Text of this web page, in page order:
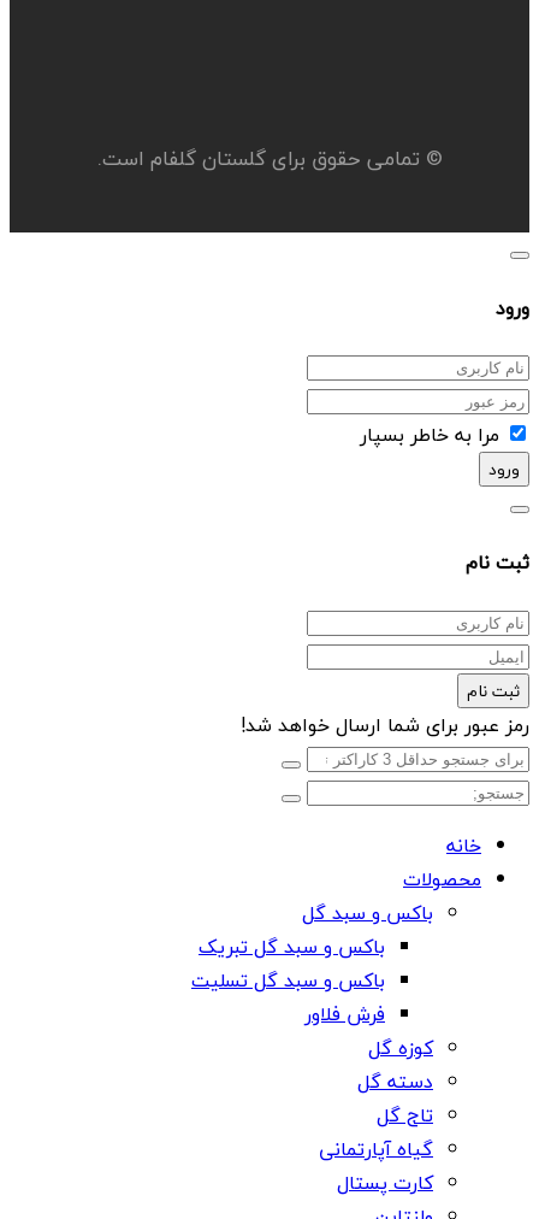
© تمامی حقوق برای گلستان گلفام است.
ورود
مرا به خاطر بسپار
ورود
ثبت نام
ثبت نام
رمز عبور برای شما ارسال خواهد شد!
خانه
محصولات
باکس و سبد گل
باکس و سبد گل تبریک
باکس و سبد گل تسلیت
فرش فلاور
کوزه گل
دسته گل
تاج گل
گیاه آپارتمانی
کارت پستال